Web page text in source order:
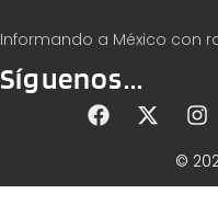
Informando a México con
Síguenos...
©